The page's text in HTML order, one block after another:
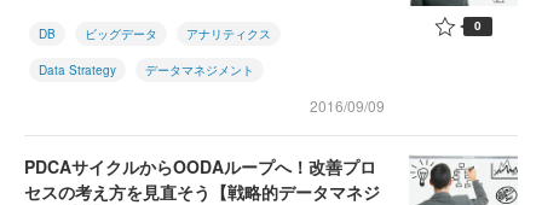
DB ビッグデータ アナリティクス
Data Strategy データマネジメント
2016/09/09
0
PDCAサイクルからOODAループへ！改善プロ
セスの考え方を見直そう【戦略的データマネジ